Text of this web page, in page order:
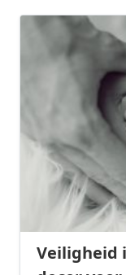
Veiligheid